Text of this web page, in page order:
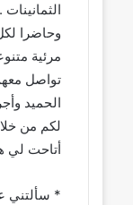
وحاضرا
مرئية
تواصل
الحميد
لكم من
أتاحت لي
* سألتني